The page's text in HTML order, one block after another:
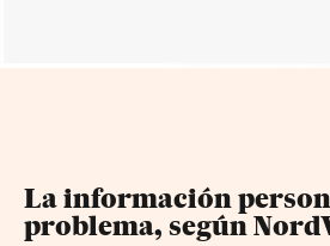
La información
problema, según